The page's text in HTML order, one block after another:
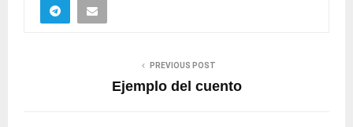
PREVIOUS POST
Ejemplo del cuento